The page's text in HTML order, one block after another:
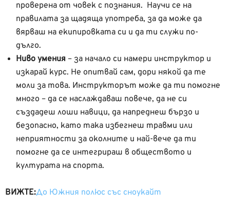
проверена от човек с познания. Научи се на
правилата за щадяща употреба, за да може да
вярваш на екипировката си и да ти служи по-
дълго.
Ниво умения – за начало си намери инструктор и
изкарай курс. Не опитвай сам, дори някой да те
моли за това. Инструкторът може да ти помогне
много – да се наслаждаваш повече, да не си
създадеш лоши навици, да напреднеш бързо и
безопасно, като така избегнеш травми или
неприятности за околните и най-вече да ти
помогне да се интегрираш в обществото и
културата на спорта.
ВИЖТЕ:До Южния полюс със сноукайт